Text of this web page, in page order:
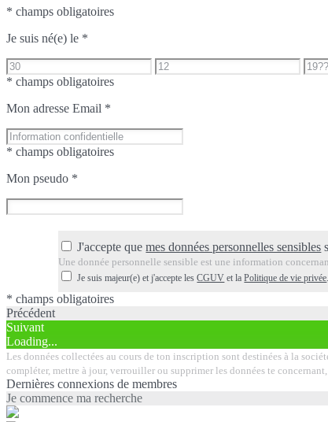
* champs obligatoires
Je suis né(e) le *
* champs obligatoires
Mon adresse Email *
* champs obligatoires
Mon pseudo *
J'accepte quemes données personnelles sensibles
Une donnée personnelle sensible est une information
Je suis majeur(e) et j'accepte lesCGUV et laPolitique de vie privée
* champs obligatoires
Précédent
Suivant
Loading...
Les données collectées au cours de ton inscription sont destinées à la
compléter, mettre à jour, verrouiller ou supprimer les données te
Dernières connexions de membres
Je commence ma recherche